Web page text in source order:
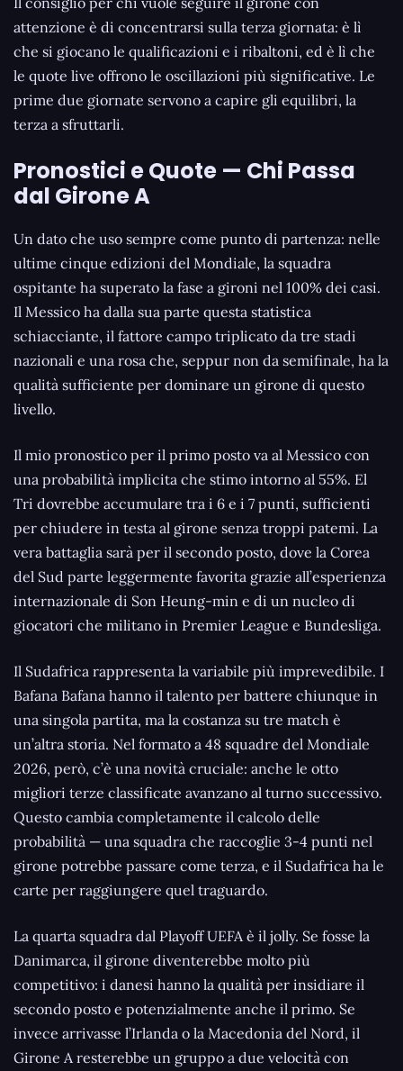
attenzione è di concentrarsi sulla terza giornata: è lì
che si giocano le qualificazioni e i ribaltoni, ed è lì che
le quote live offrono le oscillazioni più significative. Le
prime due giornate servono a capire gli equilibri, la
terza a sfruttarli.
Pronostici e Quote — Chi Passa
dal Girone A
Un dato che uso sempre come punto di partenza: nelle
ultime cinque edizioni del Mondiale, la squadra
ospitante ha superato la fase a gironi nel 100% dei casi.
Il Messico ha dalla sua parte questa statistica
schiacciante, il fattore campo triplicato da tre stadi
nazionali e una rosa che, seppur non da semifinale, ha la
qualità sufficiente per dominare un girone di questo
livello.
Il mio pronostico per il primo posto va al Messico con
una probabilità implicita che stimo intorno al 55%. El
Tri dovrebbe accumulare tra i 6 e i 7 punti, sufficienti
per chiudere in testa al girone senza troppi patemi. La
vera battaglia sarà per il secondo posto, dove la Corea
del Sud parte leggermente favorita grazie all’esperienza
internazionale di Son Heung-min e di un nucleo di
giocatori che militano in Premier League e Bundesliga.
Il Sudafrica rappresenta la variabile più imprevedibile. I
Bafana Bafana hanno il talento per battere chiunque in
una singola partita, ma la costanza su tre match è
un’altra storia. Nel formato a 48 squadre del Mondiale
2026, però, c’è una novità cruciale: anche le otto
migliori terze classificate avanzano al turno successivo.
Questo cambia completamente il calcolo delle
probabilità — una squadra che raccoglie 3-4 punti nel
girone potrebbe passare come terza, e il Sudafrica ha le
carte per raggiungere quel traguardo.
La quarta squadra dal Playoff UEFA è il jolly. Se fosse la
Danimarca, il girone diventerebbe molto più
competitivo: i danesi hanno la qualità per insidiare il
secondo posto e potenzialmente anche il primo. Se
invece arrivasse l’Irlanda o la Macedonia del Nord, il
Girone A resterebbe un gruppo a due velocità con